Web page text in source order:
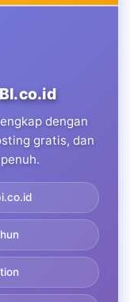
dengan
gratis, dan